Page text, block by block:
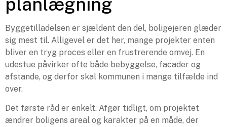
planlægning
Byggetilladelsen er sjældent den del, boligejeren glæder
sig mest til. Alligevel er det her, mange projekter enten
bliver en tryg proces eller en frustrerende omvej. En
udestue påvirker ofte både bebyggelse, facader og
afstande, og derfor skal kommunen i mange tilfælde ind
over.
Det første råd er enkelt. Afgør tidligt, om projektet
ændrer boligens areal og karakter på en måde, der